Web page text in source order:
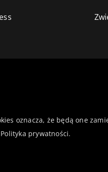
oznacza, że będą one
Polityka prywatności.